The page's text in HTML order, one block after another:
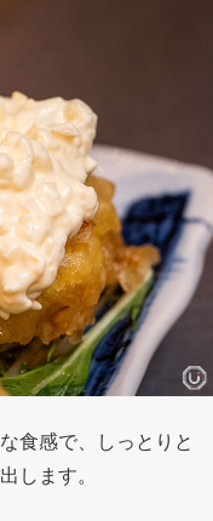
食感で、しっとりと
します。